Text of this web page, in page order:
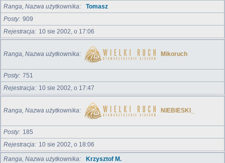
Ranga, Nazwa użytkownika
Tomasz
Posty 909
Rejestracja
10 sie 2002, o 17:06
Ranga, Nazwa użytkownika Mikoruch
Posty 751
Rejestracja
10 sie 2002, o 17:47
Ranga, Nazwa użytkownika NIEBIESKI_
Posty
185
Rejestracja
10 sie 2002, o 18:06
Ranga, Nazwa użytkownika
Krzysztof M.